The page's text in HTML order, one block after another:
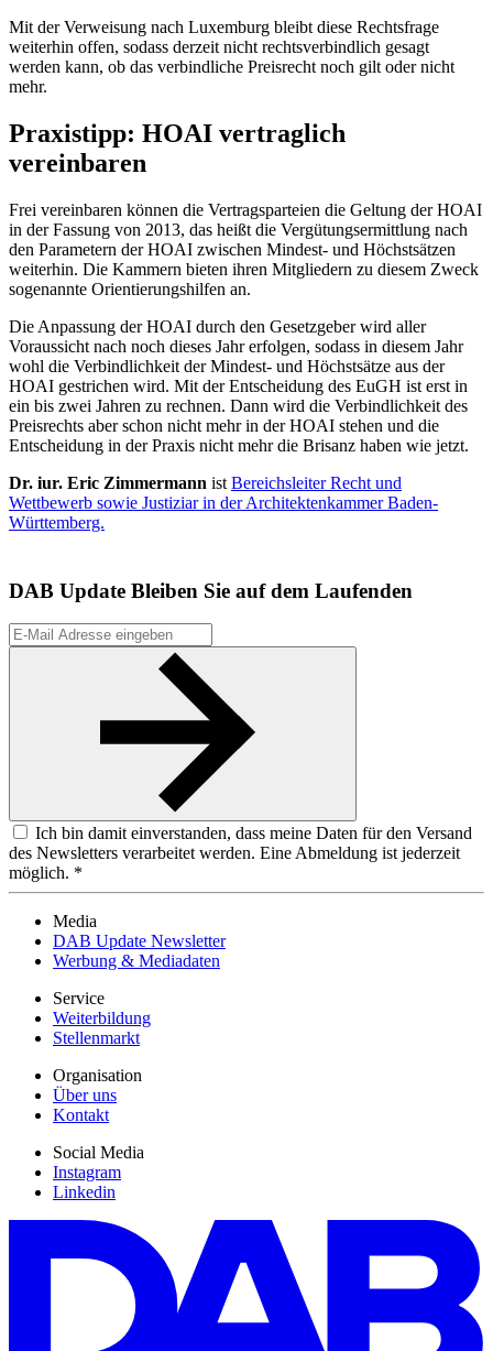
Mit der Verweisung nach Luxemburg bleibt diese Rechtsfrage
weiterhin offen, sodass derzeit nicht rechtsverbindlich gesagt
werden kann, ob das verbindliche Preisrecht noch gilt oder nicht
mehr.
Praxistipp: HOAI vertraglich
vereinbaren
Frei vereinbaren können die Vertragsparteien die Geltung der HOAI
in der Fassung von 2013, das heißt die Vergütungsermittlung nach
den Parametern der HOAI zwischen Mindest- und Höchstsätzen
weiterhin. Die Kammern bieten ihren Mitgliedern zu diesem Zweck
sogenannte Orientierungshilfen an.
Die Anpassung der HOAI durch den Gesetzgeber wird aller
Voraussicht nach noch dieses Jahr erfolgen, sodass in diesem Jahr
wohl die Verbindlichkeit der Mindest- und Höchstsätze aus der
HOAI gestrichen wird. Mit der Entscheidung des EuGH ist erst in
ein bis zwei Jahren zu rechnen. Dann wird die Verbindlichkeit des
Preisrechts aber schon nicht mehr in der HOAI stehen und die
Entscheidung in der Praxis nicht mehr die Brisanz haben wie jetzt.
Dr. iur. Eric Zimmermann ist Bereichsleiter Recht und
Wettbewerb sowie Justiziar in der Architektenkammer Baden-
Württemberg.
DAB Update Bleiben Sie auf dem Laufenden
Ich bin damit einverstanden, dass meine Daten für den Versand
des Newsletters verarbeitet werden. Eine Abmeldung ist jederzeit
möglich. *
Media
DAB Update Newsletter
Werbung & Mediadaten
Service
Weiterbildung
Stellenmarkt
Organisation
Über uns
Kontakt
Social Media
Instagram
Linkedin